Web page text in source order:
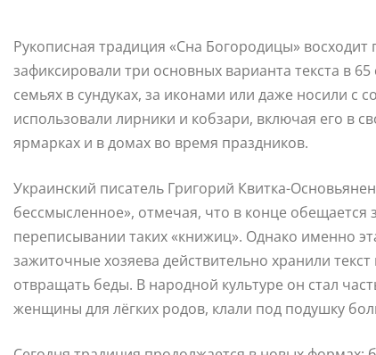
Рукописная традиция «Сна Богородицы» восходит
зафиксировали три основных варианта текста в
семьях в сундуках, за иконами или даже носили с
использовали лирники и кобзари, включая его в
ярмарках и в домах во время праздников.
Украинский писатель Григорий Квитка-
бессмысленное», отмечая, что в конце обещается
переписывании таких «книжиц». Однако именно
зажиточные хозяева действительно хранили
отвращать беды. В народной культуре он стал
женщины для лёгких родов, клали под подушку